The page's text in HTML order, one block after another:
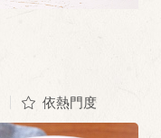
依熱門度